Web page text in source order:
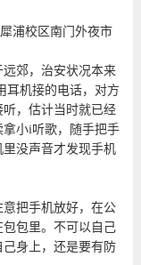
浦校区南门外夜市
郊，治安状况本来
耳机接的电话，对方
，估计当时就已经
小i听歌，随手把手
没声音才发现手机
把手机放好，在公
包里。不可以自己
身上，还是要有防